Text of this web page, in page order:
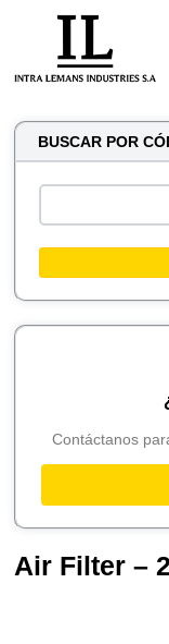
BUSCAR POR
Contáctanos
Air Filter –